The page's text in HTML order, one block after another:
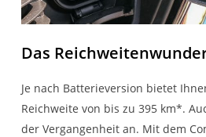
Das
Je nach Batterieversion bietet
Reichweite von bis zu 395 km*.
der Vergangenheit an. Mit dem